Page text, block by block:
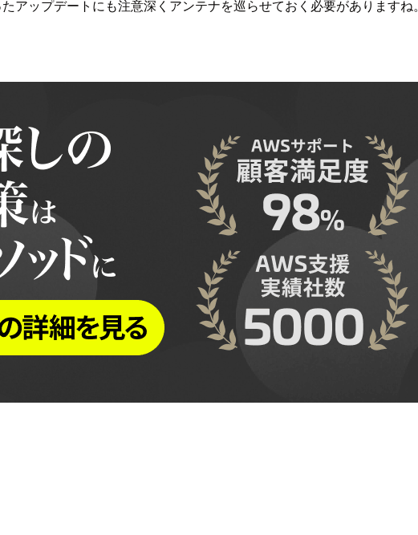
アップデートにも注意深くアンテナを巡らせておく必要がありますね。